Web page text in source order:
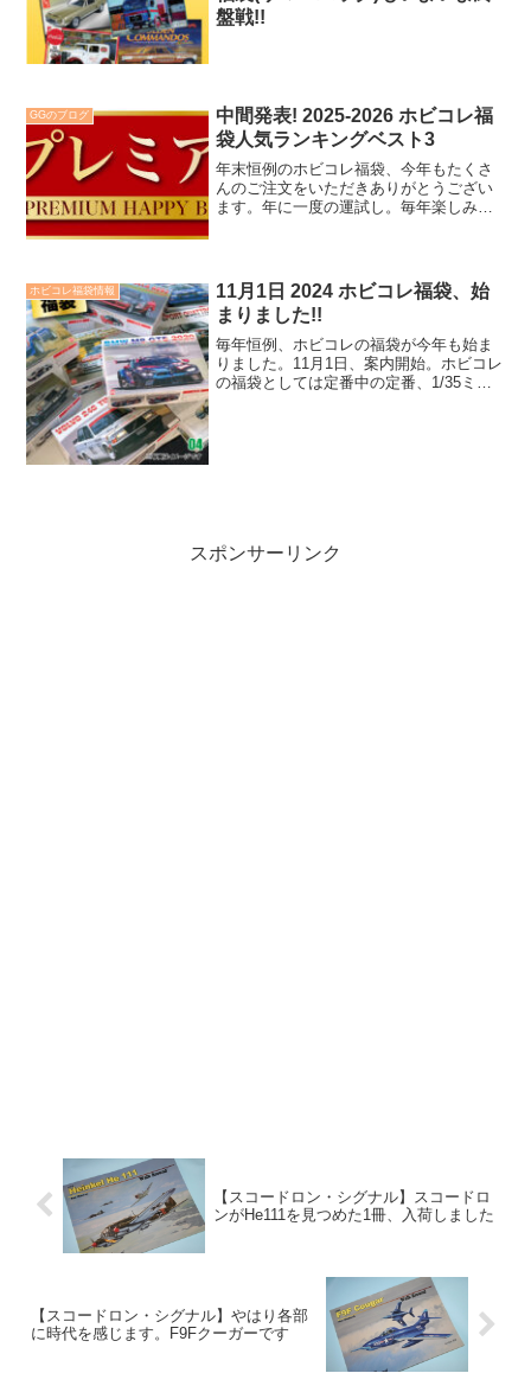
盤戦!!
GGのブログ
中間発表! 2025-2026 ホビコレ福
袋人気ランキングベスト3
年末恒例のホビコレ福袋、今年もたくさ
んのご注文をいただきありがとうござい
ます。年に一度の運試し。毎年楽しみに
時点での人気ランキング...
ホビコレ福袋情報
11月1日 2024 ホビコレ福袋、始
まりました!!
毎年恒例、ホビコレの福袋が今年も始ま
りました。11月1日、案内開始。ホビコレ
の福袋としては定番中の定番、1/35ミリ
スポンサーリンク
【スコードロン・シグナル】スコードロ
ンがHe111を見つめた1冊、入荷しました
【スコードロン・シグナル】やはり各部
に時代を感じます。F9Fクーガーです